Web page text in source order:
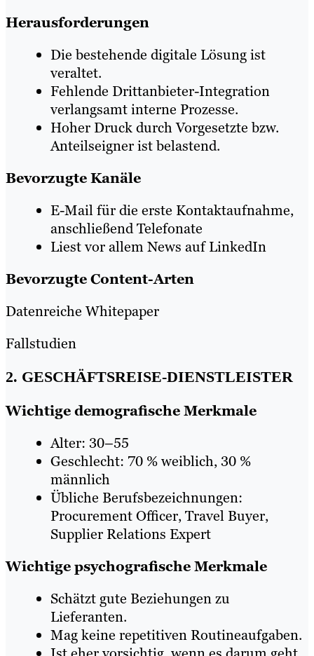
Herausforderungen
Die bestehende digitale Lösung ist
veraltet.
Fehlende Drittanbieter-Integration
verlangsamt interne Prozesse.
Hoher Druck durch Vorgesetzte bzw.
Anteilseigner ist belastend.
Bevorzugte Kanäle
E-Mail für die erste Kontaktaufnahme,
anschließend Telefonate
Liest vor allem News auf LinkedIn
Bevorzugte Content-Arten
Datenreiche Whitepaper
Fallstudien
2. GESCHÄFTSREISE-DIENSTLEISTER
Wichtige demografische Merkmale
Alter: 30–55
Geschlecht: 70 % weiblich, 30 %
männlich
Übliche Berufsbezeichnungen:
Procurement Officer, Travel Buyer,
Supplier Relations Expert
Wichtige psychografische Merkmale
Schätzt gute Beziehungen zu
Lieferanten.
Mag keine repetitiven Routineaufgaben.